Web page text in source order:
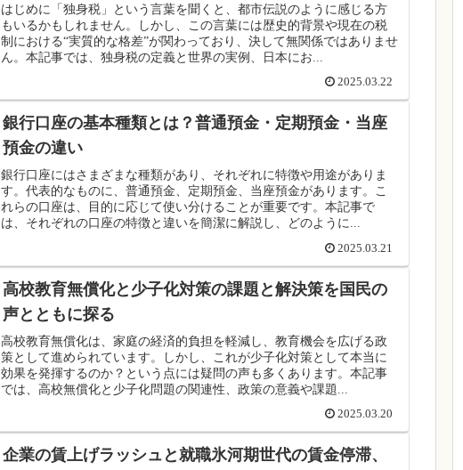
はじめに「独身税」という言葉を聞くと、都市伝説のように感じる方
もいるかもしれません。しかし、この言葉には歴史的背景や現在の税
制における“実質的な格差”が関わっており、決して無関係ではありませ
ん。本記事では、独身税の定義と世界の実例、日本にお...
2025.03.22
銀行口座の基本種類とは？普通預金・定期預金・当座
預金の違い
銀行口座にはさまざまな種類があり、それぞれに特徴や用途がありま
す。代表的なものに、普通預金、定期預金、当座預金があります。こ
れらの口座は、目的に応じて使い分けることが重要です。本記事で
は、それぞれの口座の特徴と違いを簡潔に解説し、どのように...
2025.03.21
高校教育無償化と少子化対策の課題と解決策を国民の
声とともに探る
高校教育無償化は、家庭の経済的負担を軽減し、教育機会を広げる政
策として進められています。しかし、これが少子化対策として本当に
効果を発揮するのか？という点には疑問の声も多くあります。本記事
では、高校無償化と少子化問題の関連性、政策の意義や課題...
2025.03.20
企業の賃上げラッシュと就職氷河期世代の賃金停滞、